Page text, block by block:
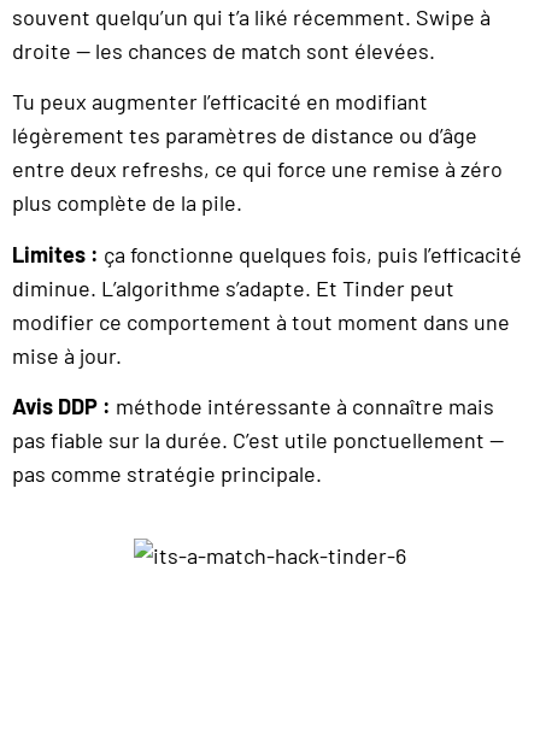
souvent quelqu’un qui t’a liké récemment. Swipe à
droite — les chances de match sont élevées.
Tu peux augmenter l’efficacité en modifiant
légèrement tes paramètres de distance ou d’âge
entre deux refreshs, ce qui force une remise à zéro
plus complète de la pile.
Limites : ça fonctionne quelques fois, puis l’efficacité
diminue. L’algorithme s’adapte. Et Tinder peut
modifier ce comportement à tout moment dans une
mise à jour.
Avis DDP : méthode intéressante à connaître mais
pas fiable sur la durée. C’est utile ponctuellement —
pas comme stratégie principale.